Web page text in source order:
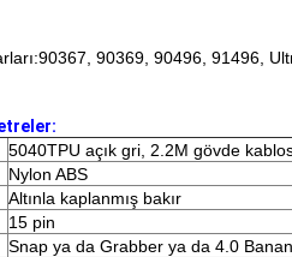
90369, 90496, 91496,
5040TPU açık gri, 2.2M gövde
Nylon ABS
Altınla kaplanmış bakır
15 pin
Snap ya da Grabber ya da 4.0